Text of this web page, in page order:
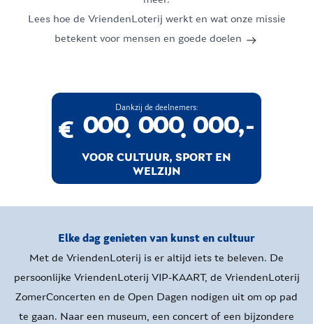
Lees hoe de VriendenLoterij werkt en wat onze missie
betekent voor mensen en goede doelen
Dankzij de deelnemers:
€ 0
1
3
4
5
7
9
0
1
3
4
5
7
9
0
1
3
4
5
7
9
. 0
1
3
4
5
7
9
0
1
3
4
5
7
9
0
1
3
4
5
7
9
. 0
1
3
4
5
7
9
0
1
3
4
5
7
9
0
1
3
4
5
7
9
,-
VOOR CULTUUR, SPORT EN
WELZIJN
Elke dag genieten van kunst en cultuur
Met de VriendenLoterij is er altijd iets te beleven. De
persoonlijke VriendenLoterij VIP-KAART, de VriendenLoterij
ZomerConcerten en de Open Dagen nodigen uit om op pad
te gaan. Naar een museum, een concert of een bijzondere